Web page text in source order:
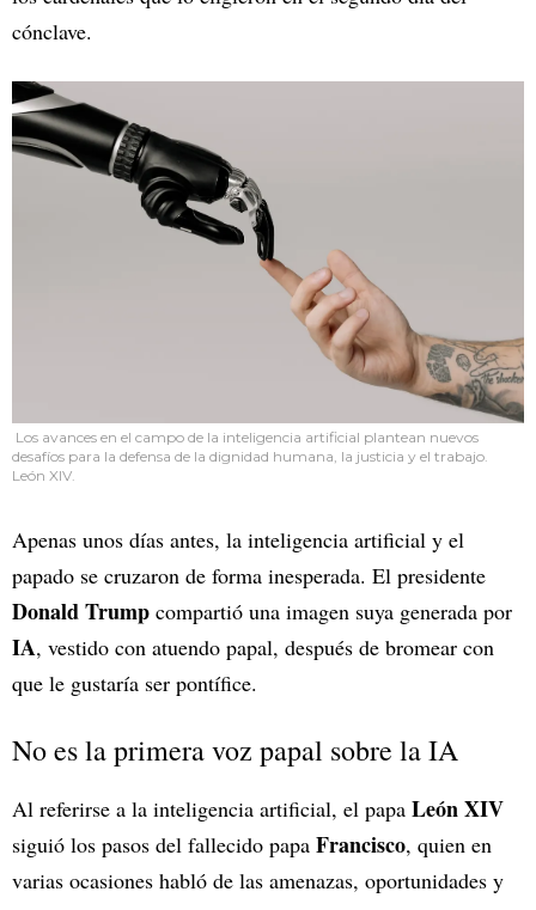
cónclave.
Los avances en el campo de la inteligencia artificial plantean nuevos
desafíos para la defensa de la dignidad humana, la justicia y el trabajo.
León XIV.
Apenas unos días antes, la inteligencia artificial y el
papado se cruzaron de forma inesperada. El presidente
Donald Trump compartió una imagen suya generada por
IA, vestido con atuendo papal, después de bromear con
que le gustaría ser pontífice.
No es la primera voz papal sobre la IA
Al referirse a la inteligencia artificial, el papa León XIV
siguió los pasos del fallecido papa Francisco, quien en
varias ocasiones habló de las amenazas, oportunidades y